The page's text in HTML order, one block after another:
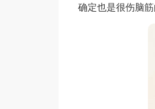
确定也是很伤脑